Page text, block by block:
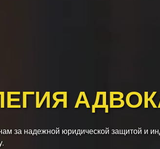
за надежной юридической защитой и